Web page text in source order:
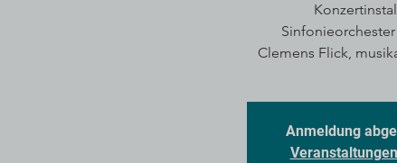
Clemens Flick,
Anmeldung